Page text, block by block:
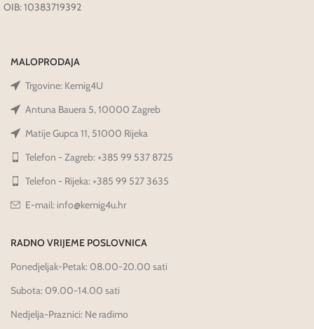
OIB: 10383719392
MALOPRODAJA
Trgovine: Kemig4U
Antuna Bauera 5, 10000 Zagreb
Matije Gupca 11, 51000 Rijeka
Telefon - Zagreb: +385 99 537 8725
Telefon - Rijeka: +385 99 527 3635
E-mail: info@kemig4u.hr
RADNO VRIJEME POSLOVNICA
Ponedjeljak-Petak: 08.00-20.00 sati
Subota: 09.00-14.00 sati
Nedjelja-Praznici: Ne radimo